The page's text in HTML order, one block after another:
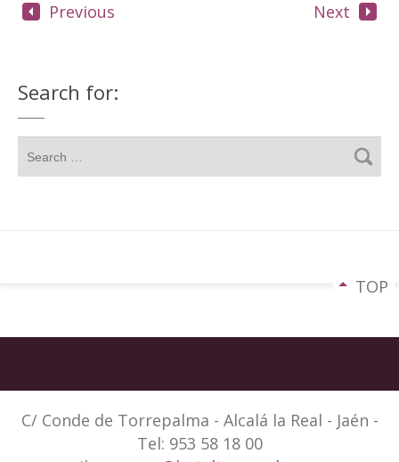
Previous Next
Search for:
TOP
C/ Conde de Torrepalma - Alcalá la Real - Jaén -
Tel: 953 58 18 00